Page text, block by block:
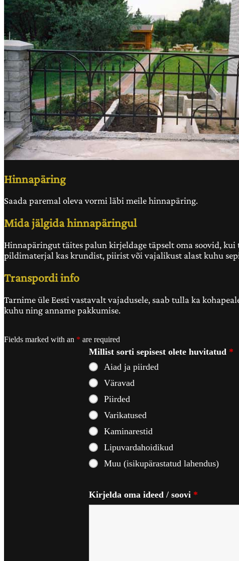
Hinnapäring
Saada paremal oleva vormi läbi meile hinnapäring.
Mida jälgida hinnapäringul
Hinnapäringut täites palun kirjeldage täpselt oma soovid, kui
pildimaterjal kas krundist, piirist või vajalikust alast kuhu
Transpordi info
Tarnime üle Eesti vastavalt vajadusele, saab tulla ka
kuhu ning anname pakkumise.
Fields marked with an * are required
Millist sorti sepisest olete huvitatud *
Aiad ja piirded
Väravad
Piirded
Varikatused
Kaminarestid
Lipuvardahoidikud
Muu (isikupärastatud lahendus)
Kirjelda oma ideed / soovi *